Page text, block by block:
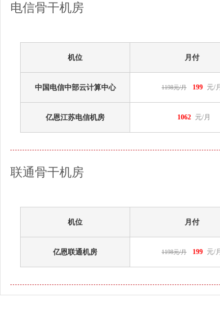
电信骨干机房
机位 月付
中国电信中部云计算中心 1198元/月 199 元/
亿恩江苏电信机房 1062 元/月
联通骨干机房
机位 月付
亿恩联通机房 1198元/月 199 元/